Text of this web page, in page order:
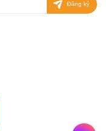
Đăng ký